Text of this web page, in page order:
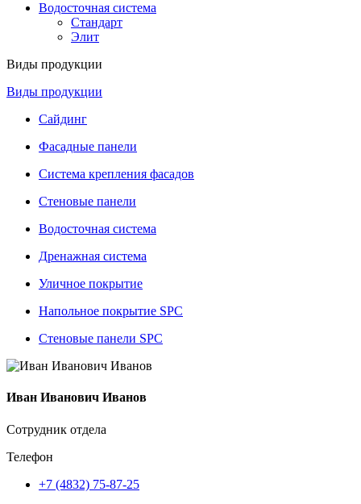
Водосточная система
Стандарт
Элит
Виды продукции
Виды продукции
Сайдинг
Фасадные панели
Система крепления фасадов
Стеновые панели
Водосточная система
Дренажная система
Уличное покрытие
Напольное покрытие SPC
Стеновые панели SPC
Иван Иванович Иванов
Сотрудник отдела
Телефон
+7 (4832) 75-87-25